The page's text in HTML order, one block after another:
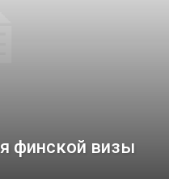
финской визы